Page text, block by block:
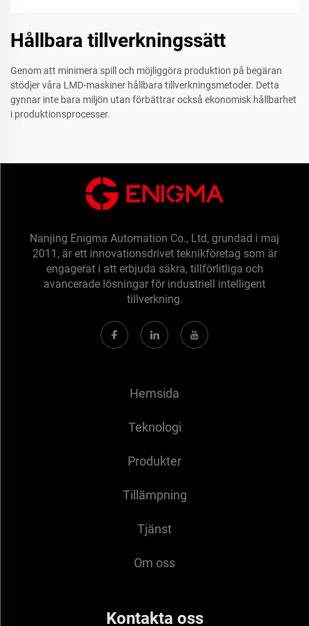
Hållbara tillverkningssätt
Genom att minimera spill och möjliggöra produktion på begäran
stödjer våra LMD-maskiner hållbara tillverkningsmetoder. Detta
gynnar inte bara miljön utan förbättrar också ekonomisk hållbarhet
i produktionsprocesser.
Nanjing Enigma Automation Co., Ltd, grundad i maj
2011, är ett innovationsdrivet teknikföretag som är
engagerat i att erbjuda säkra, tillförlitliga och
avancerade lösningar för industriell intelligent
tillverkning.
Hemsida
Teknologi
Produkter
Tillämpning
Tjänst
Om oss
Kontakta oss